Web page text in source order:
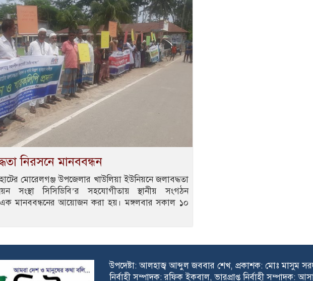
নিরসনে মানববন্ধন
মোরেলগঞ্জ উপজেলার খাউলিয়া ইউনিয়নে জলাবদ্ধতা
সংস্থা সিসিডিবি’র সহযোগীতায় স্থানীয় সংগঠন
মানববন্ধনের আয়োজন করা হয়। মঙ্গলবার সকাল ১০
উপদেষ্টা: আলহাজ্ব আব্দুল জববার শেখ, প্রকাশক: মোঃ মাসুম
নির্বাহী সম্পাদক: রফিক ইকবাল, ভারপ্রাপ্ত নির্বাহী সম্পাদক: